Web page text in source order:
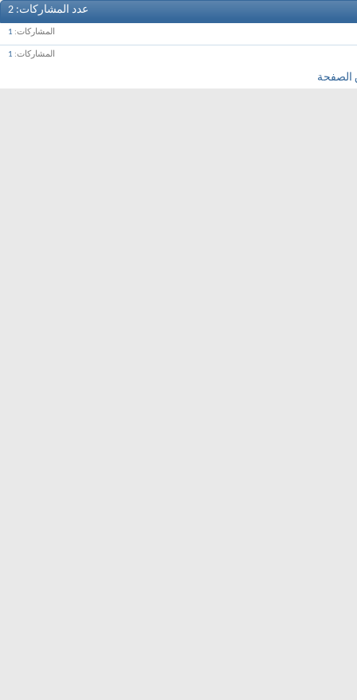
عدد المشاركات 2
المشاركات 1
المشاركات 1
الصفحة